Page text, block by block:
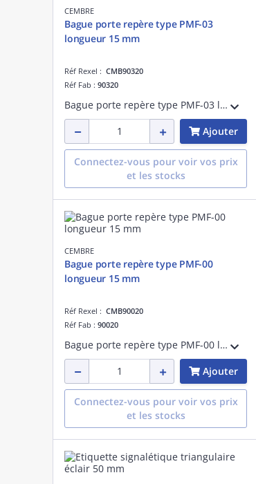
CEMBRE
Bague porte repère type PMF-03
longueur 15 mm
Réf Rexel : CMB90320
Réf Fab : 90320
Bague porte repère type PMF-03 longueur 15 mm
Ajouter
Connectez-vous pour voir vos prix
et les stocks
CEMBRE
Bague porte repère type PMF-00
longueur 15 mm
Réf Rexel : CMB90020
Réf Fab : 90020
Bague porte repère type PMF-00 longueur 15 mm
Ajouter
Connectez-vous pour voir vos prix
et les stocks